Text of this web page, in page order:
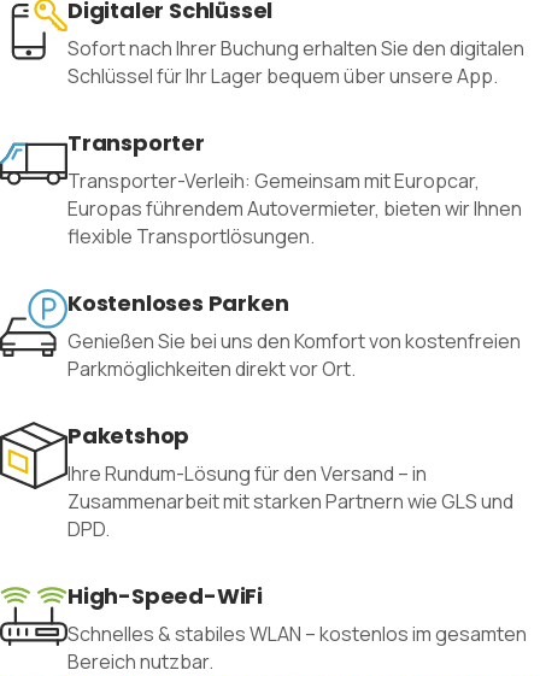
Digitaler Schlüssel
Sofort nach Ihrer Buchung erhalten Sie den digitalen
Schlüssel für Ihr Lager bequem über unsere App.
Transporter
Transporter-Verleih: Gemeinsam mit Europcar,
Europas führendem Autovermieter, bieten wir Ihnen
flexible Transportlösungen.
Kostenloses Parken
Genießen Sie bei uns den Komfort von kostenfreien
Parkmöglichkeiten direkt vor Ort.
Paketshop
Ihre Rundum-Lösung für den Versand – in
Zusammenarbeit mit starken Partnern wie GLS und
DPD.
High-Speed-WiFi
Schnelles & stabiles WLAN – kostenlos im gesamten
Bereich nutzbar.